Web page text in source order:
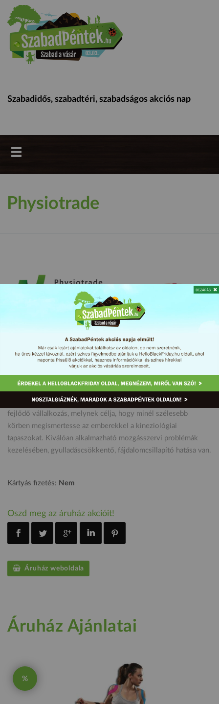
Szabadidős, szabadtéri, szabadságos akciós nap
Physiotrade
A Physiotrade Kft. egy 2013 óta működő és folyamatosan
fejlődő vállalkozás, melynek célja, hogy minél szélesebb
körben megismertesse az emberekkel a kineziológiai
tapaszokat. Kiválóan alkalmazható mozgásszervi problémák
kezelésében, gyulladáscsökkentő, fájdalomcsillapító hatása van.
Kártyás fizetés: Nem
Oszd meg az áruház akcióit!
Áruház weboldala
Áruház Ajánlatai
%